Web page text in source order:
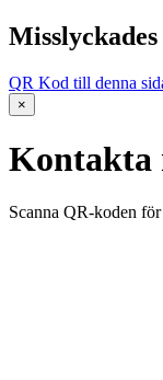
Misslyckades
QR Kod till denna
×
Kontakta
Scanna QR-koden